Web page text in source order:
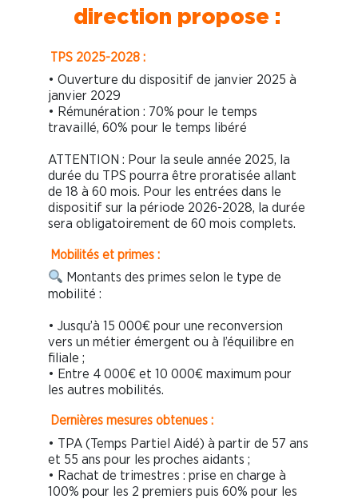
direction propose :
TPS 2025-2028 :
• Ouverture du dispositif de janvier 2025 à
janvier 2029
• Rémunération : 70% pour le temps
travaillé, 60% pour le temps libéré
ATTENTION : Pour la seule année 2025, la
durée du TPS pourra être proratisée allant
de 18 à 60 mois. Pour les entrées dans le
dispositif sur la période 2026-2028, la durée
sera obligatoirement de 60 mois complets.
Mobilités et primes :
Montants des primes selon le type de
mobilité :
• Jusqu’à 15 000€ pour une reconversion
vers un métier émergent ou à l’équilibre en
filiale ;
• Entre 4 000€ et 10 000€ maximum pour
les autres mobilités.
Dernières mesures obtenues :
• TPA (Temps Partiel Aidé) à partir de 57 ans
et 55 ans pour les proches aidants ;
• Rachat de trimestres : prise en charge à
100% pour les 2 premiers puis 60% pour les